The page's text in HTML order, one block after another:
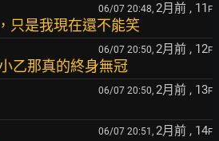
06/07 20:48, 2月前 , 11 F
只是我現在還不能笑
06/07 20:50, 2月前 , 12F
乙那真的終身無冠
06/07 20:50, 2月前 , 13F
06/07 20:51, 2月前 , 14F